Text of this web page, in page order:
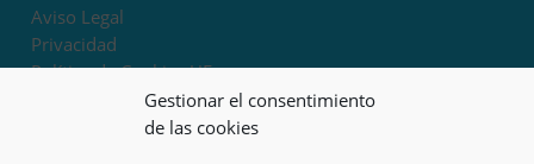
Gestionar el consentimiento
de las cookies
Aviso Legal
Privacidad
Política de Cookies UE
Términos y condiciones
Exoneración de responsabilidad